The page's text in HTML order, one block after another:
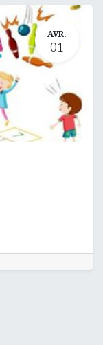
AVR.
01